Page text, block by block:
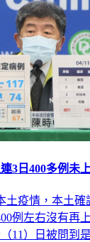
3日400多例
土疫情，本土
例左右沒有再
11）日被問到